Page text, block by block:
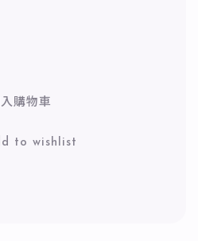
購物車
to wishlist